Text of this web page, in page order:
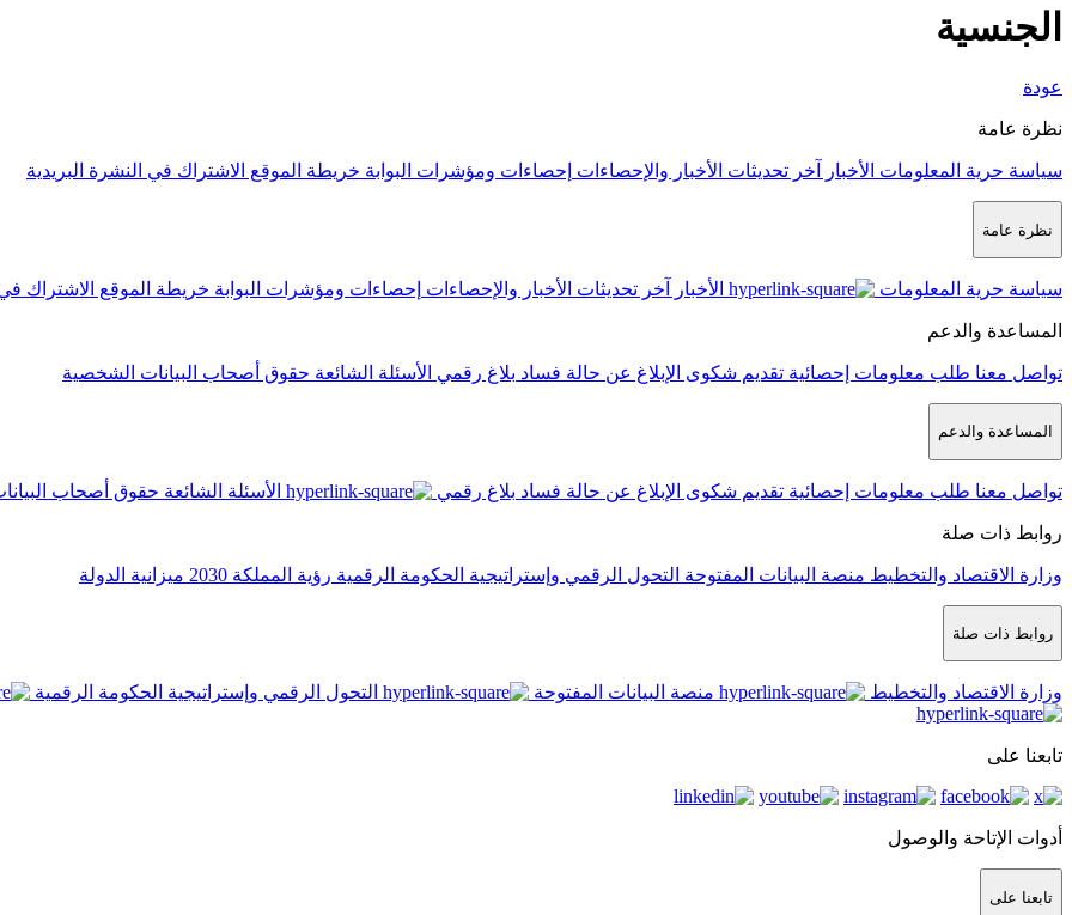
الجنسية
عودة
نظرة عامة
سياسة حرية المعلومات الأخبار آخر تحديثات الأخبار والإحصاءات إحصاءات ومؤشرات البوابة خريطة الموقع الاشتراك في النشرة البريدية
نظرة عامة
سياسة حرية المعلومات الأخبار آخر تحديثات الأخبار والإحصاءات إحصاءات ومؤشرات البوابة خريطة الموقع الاشتراك
المساعدة والدعم
تواصل معنا طلب معلومات إحصائية تقديم شكوى الإبلاغ عن حالة فساد بلاغ رقمي الأسئلة الشائعة حقوق أصحاب البيانات الشخصية
المساعدة والدعم
تواصل معنا طلب معلومات إحصائية تقديم شكوى الإبلاغ عن حالة فساد بلاغ رقمي الأسئلة الشائعة حقوق أصحاب
روابط ذات صلة
وزارة الاقتصاد والتخطيط منصة البيانات المفتوحة التحول الرقمي وإستراتيجية الحكومة الرقمية رؤية المملكة 2030 ميزانية الدولة
روابط ذات صلة
وزارة الاقتصاد والتخطيط منصة البيانات المفتوحة التحول الرقمي وإستراتيجية الحكومة الرقمية
تابعنا على
أدوات الإتاحة والوصول
تابعنا على